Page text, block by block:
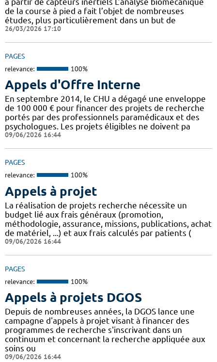
de la course à pied a fait l’objet de nombreuses
études, plus particulièrement dans un but de
26/03/2026 17:10
PAGES
relevance: 100%
Appels d'Offre Interne
En septembre 2014, le CHU a dégagé une enveloppe
de 100 000 € pour financer des projets de recherche
portés par des professionnels paramédicaux et des
psychologues. Les projets éligibles ne doivent pa
09/06/2026 16:44
PAGES
relevance: 100%
Appels à projet
La réalisation de projets recherche nécessite un
budget lié aux frais généraux (promotion,
méthodologie, assurance, missions, publications, achat
de matériel, ...) et aux frais calculés par patients (
09/06/2026 16:44
PAGES
relevance: 100%
Appels à projets DGOS
Depuis de nombreuses années, la DGOS lance une
campagne d'appels à projet visant à financer des
programmes de recherche s'inscrivant dans un
continuum et concernant la recherche appliquée aux
soins ou
09/06/2026 16:44